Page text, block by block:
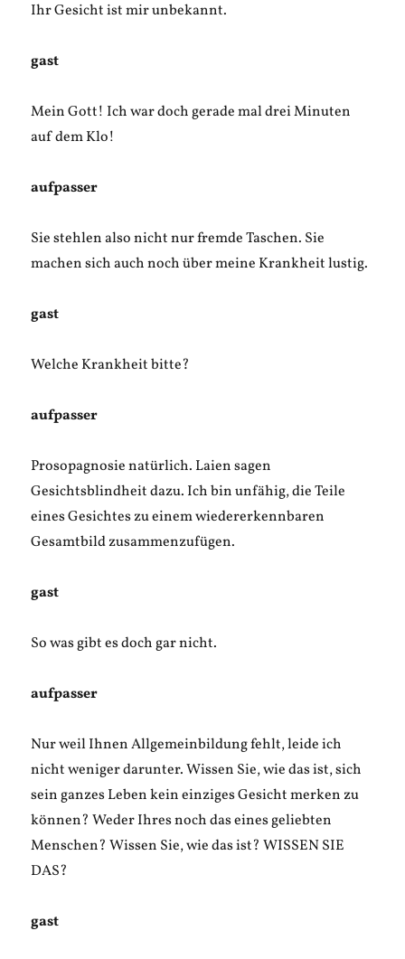
Ihr Gesicht ist mir unbekannt.
gast
Mein Gott! Ich war doch gerade mal drei Minuten
auf dem Klo!
aufpasser
Sie stehlen also nicht nur fremde Taschen. Sie
machen sich auch noch über meine Krankheit lustig.
gast
Welche Krankheit bitte?
aufpasser
Prosopagnosie natürlich. Laien sagen
Gesichtsblindheit dazu. Ich bin unfähig, die Teile
eines Gesichtes zu einem wiedererkennbaren
Gesamtbild zusammenzufügen.
gast
So was gibt es doch gar nicht.
aufpasser
Nur weil Ihnen Allgemeinbildung fehlt, leide ich
nicht weniger darunter. Wissen Sie, wie das ist, sich
sein ganzes Leben kein einziges Gesicht merken zu
können? Weder Ihres noch das eines geliebten
Menschen? Wissen Sie, wie das ist? WISSEN SIE
DAS?
gast